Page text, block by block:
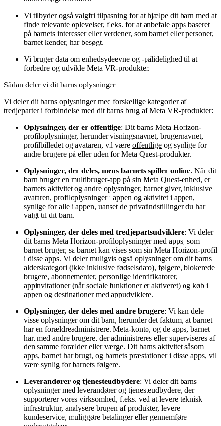
Vi tilbyder også valgfri tilpasning for at hjælpe dit barn med at
finde relevante oplevelser, f.eks. for at anbefale apps baseret
på barnets interesser eller verdener, som barnet eller personer,
barnet kender, har besøgt.
Vi bruger data om enhedsydeevne og -pålidelighed til at
forbedre og udvikle Meta VR-produkter.
Sådan deler vi dit barns oplysninger
Vi deler dit barns oplysninger med forskellige kategorier af
tredjeparter i forbindelse med dit barns brug af Meta VR-produkter:
Oplysninger, der er offentlige: Dit barns Meta Horizon-
profiloplysninger, herunder visningsnavnet, brugernavnet,
profilbilledet og avataren, vil være offentlige og synlige for
andre brugere på eller uden for Meta Quest-produkter.
Oplysninger, der deles, mens barnets spiller online: Når dit
barn bruger en multibruger-app på sin Meta Quest-enhed, er
barnets aktivitet og andre oplysninger, barnet giver, inklusive
avataren, profiloplysninger i appen og aktivitet i appen,
synlige for alle i appen, uanset de privatindstillinger du har
valgt til dit barn.
Oplysninger, der deles med tredjepartsudviklere: Vi deler
dit barns Meta Horizon-profiloplysninger med apps, som
barnet bruger, så barnet kan vises som sin Meta Horizon-profil
i disse apps. Vi deler muligvis også oplysninger om dit barns
alderskategori (ikke inklusive fødselsdato), følgere, blokerede
brugere, abonnementer, personlige identifikatorer,
appinvitationer (når sociale funktioner er aktiveret) og køb i
appen og destinationer med appudviklere.
Oplysninger, der deles med andre brugere: Vi kan dele
visse oplysninger om dit barn, herunder det faktum, at barnet
har en forældreadministreret Meta-konto, og de apps, barnet
har, med andre brugere, der administreres eller superviseres af
den samme forælder eller værge. Dit barns aktivitet såsom
apps, barnet har brugt, og barnets præstationer i disse apps, vil
være synlig for barnets følgere.
Leverandører og tjenesteudbydere: Vi deler dit barns
oplysninger med leverandører og tjenesteudbydere, der
supporterer vores virksomhed, f.eks. ved at levere teknisk
infrastruktur, analysere brugen af produkter, levere
kundeservice, muliggøre betalinger eller gennemføre